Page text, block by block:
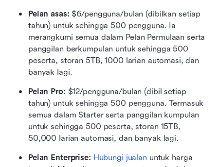
Pelan asas: $6/pengguna/bulan (dibilkan setiap
tahun) untuk sehingga 500 pengguna. Ia
merangkumi semua dalam Pelan Permulaan serta
panggilan berkumpulan untuk sehingga 500
peserta, storan 5TB, 1000 larian automasi, dan
banyak lagi.
Pelan Pro: $12/pengguna/bulan (dibil setiap
tahun) untuk sehingga 500 pengguna. Termasuk
semua dalam Starter serta panggilan kumpulan
untuk sehingga 500 peserta, storan 15TB,
50,000 larian automasi, dan banyak lagi.
Pelan Enterprise: Hubungi jualan untuk harga